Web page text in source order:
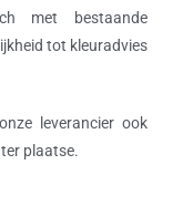
met bestaande
tot kleuradvies
leverancier ook
plaatse.